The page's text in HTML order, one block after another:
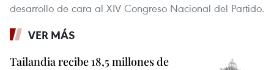
desarrollo de cara al XIV Congreso Nacional del Partido.
VER MÁS
Tailandia recibe 18,5 millones de